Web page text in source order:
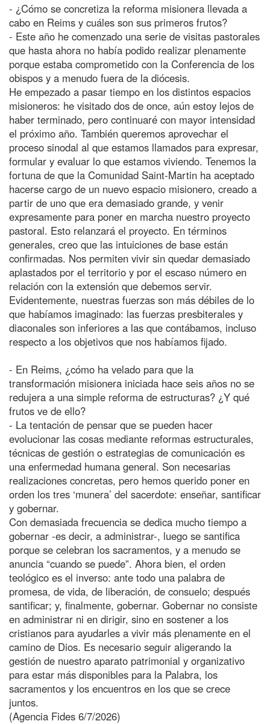
- ¿Cómo se concretiza la reforma misionera llevada a
cabo en Reims y cuáles son sus primeros frutos?
- Este año he comenzado una serie de visitas pastorales
que hasta ahora no había podido realizar plenamente
porque estaba comprometido con la Conferencia de los
obispos y a menudo fuera de la diócesis.
He empezado a pasar tiempo en los distintos espacios
misioneros: he visitado dos de once, aún estoy lejos de
haber terminado, pero continuaré con mayor intensidad
el próximo año. También queremos aprovechar el
proceso sinodal al que estamos llamados para expresar,
formular y evaluar lo que estamos viviendo. Tenemos la
fortuna de que la Comunidad Saint-Martin ha aceptado
hacerse cargo de un nuevo espacio misionero, creado a
partir de uno que era demasiado grande, y venir
expresamente para poner en marcha nuestro proyecto
pastoral. Esto relanzará el proyecto. En términos
generales, creo que las intuiciones de base están
confirmadas. Nos permiten vivir sin quedar demasiado
aplastados por el territorio y por el escaso número en
relación con la extensión que debemos servir.
Evidentemente, nuestras fuerzas son más débiles de lo
que habíamos imaginado: las fuerzas presbiterales y
diaconales son inferiores a las que contábamos, incluso
respecto a los objetivos que nos habíamos fijado.
- En Reims, ¿cómo ha velado para que la
transformación misionera iniciada hace seis años no se
redujera a una simple reforma de estructuras? ¿Y qué
frutos ve de ello?
- La tentación de pensar que se pueden hacer
evolucionar las cosas mediante reformas estructurales,
técnicas de gestión o estrategias de comunicación es
una enfermedad humana general. Son necesarias
realizaciones concretas, pero hemos querido poner en
orden los tres ‘munera’ del sacerdote: enseñar, santificar
y gobernar.
Con demasiada frecuencia se dedica mucho tiempo a
gobernar -es decir, a administrar-, luego se santifica
porque se celebran los sacramentos, y a menudo se
anuncia “cuando se puede”. Ahora bien, el orden
teológico es el inverso: ante todo una palabra de
promesa, de vida, de liberación, de consuelo; después
santificar; y, finalmente, gobernar. Gobernar no consiste
en administrar ni en dirigir, sino en sostener a los
cristianos para ayudarles a vivir más plenamente en el
camino de Dios. Es necesario seguir aligerando la
gestión de nuestro aparato patrimonial y organizativo
para estar más disponibles para la Palabra, los
sacramentos y los encuentros en los que se crece
juntos.
(Agencia Fides 6/7/2026)